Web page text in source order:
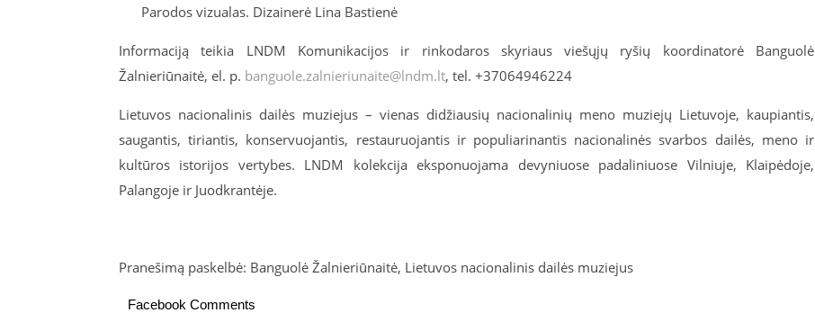
Parodos vizualas. Dizainerė Lina Bastienė
Informaciją teikia LNDM Komunikacijos ir rinkodaros skyriaus viešųjų ryšių koordinatorė Banguolė
Žalnieriūnaitė, el. p. banguole.zalnieriunaite@lndm.lt, tel. +37064946224
Lietuvos nacionalinis dailės muziejus – vienas didžiausių nacionalinių meno muziejų Lietuvoje, kaupiantis,
saugantis, tiriantis, konservuojantis, restauruojantis ir populiarinantis nacionalinės svarbos dailės, meno ir
kultūros istorijos vertybes. LNDM kolekcija eksponuojama devyniuose padaliniuose Vilniuje, Klaipėdoje,
Palangoje ir Juodkrantėje.
Pranešimą paskelbė: Banguolė Žalnieriūnaitė, Lietuvos nacionalinis dailės muziejus
Facebook Comments